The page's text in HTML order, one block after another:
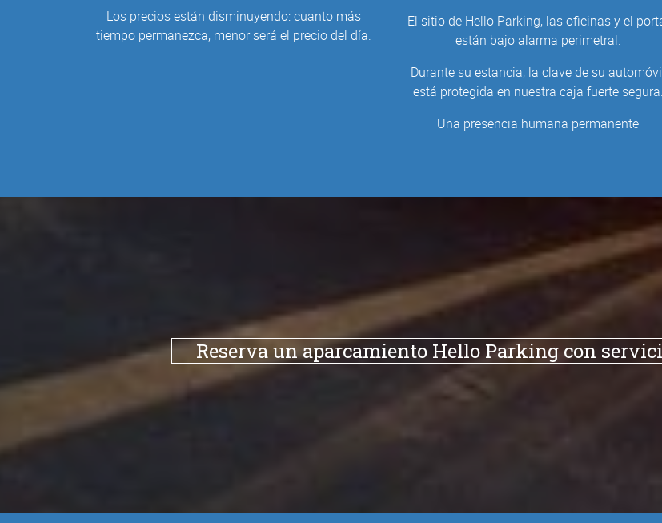
Los precios están disminuyendo: cuanto más
tiempo permanezca, menor será el precio del día.
El sitio de Hello Parking, las oficinas y el
están bajo alarma perimetral.
Durante su estancia, la clave de su
está protegida en nuestra caja fuerte segura.
Una presencia humana permanente
Reserva un aparcamiento Hello Parking con